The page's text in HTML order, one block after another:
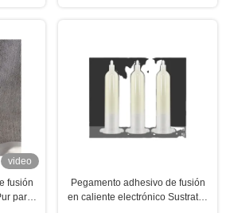
video
fusión
para
Pegamento adhesivo de fusión
en caliente electrónico Sustratos